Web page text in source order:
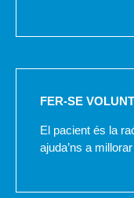
FER-SE
El pacient és la
ajuda’ns a